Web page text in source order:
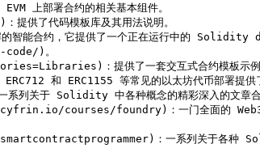
上部署合约的相关基本组件。
码模板库及其用法说明。
约，它提供了一个正在运行中的 Solidity
)。
：提供了一套交互式合约模板示例，具有
ERC1155 等常见的以太坊代币部署提供了可
Solidity 中各种概念的精彩深入的文章合
foundry)：一门全面的 Web3 开发课
：一系列关于各种